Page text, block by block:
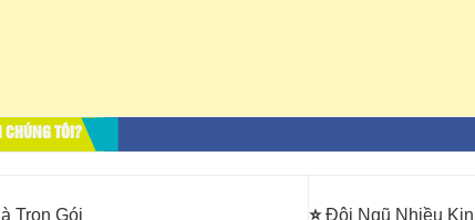
CHÚNG TÔI?
Trọn Gói ⭐Đội Ngũ Nhiều